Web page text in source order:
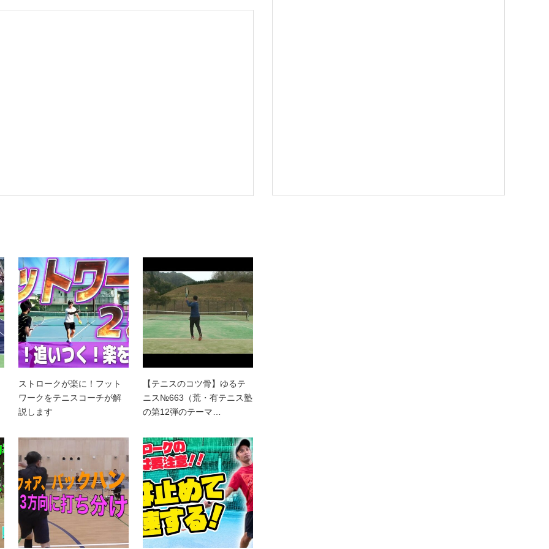
ストロークが楽に！フット
ワークをテニスコーチが解
説します
【テニスのコツ骨】ゆるテ
ニス№663（荒・有テニス塾
の第12弾のテーマ…